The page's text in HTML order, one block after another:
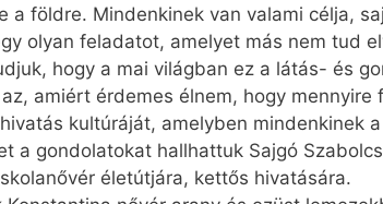
a földre. Mindenkinek van valami célja,
olyan feladatot, amelyet más nem tud
hogy a mai világban ez a látás- és
amiért érdemes élnem, hogy mennyire
kultúráját, amelyben mindenkinek
a gondolatokat hallhattuk Sajgó Szabolcs
életútjára, kettős hivatására.